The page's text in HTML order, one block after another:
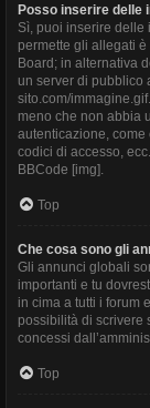
Posso inserire delle
Sì, puoi inserire delle
permette gli allegati
Board; in alternativa
un server di pubblico
sito.com/
meno che non abbia
autenticazione,
codici di accesso,
BBCode [img].
Top
Che cosa sono gli
Gli annunci globali
importanti e tu
in cima a tutti i forum
possibilità di scrivere
concessi
Top